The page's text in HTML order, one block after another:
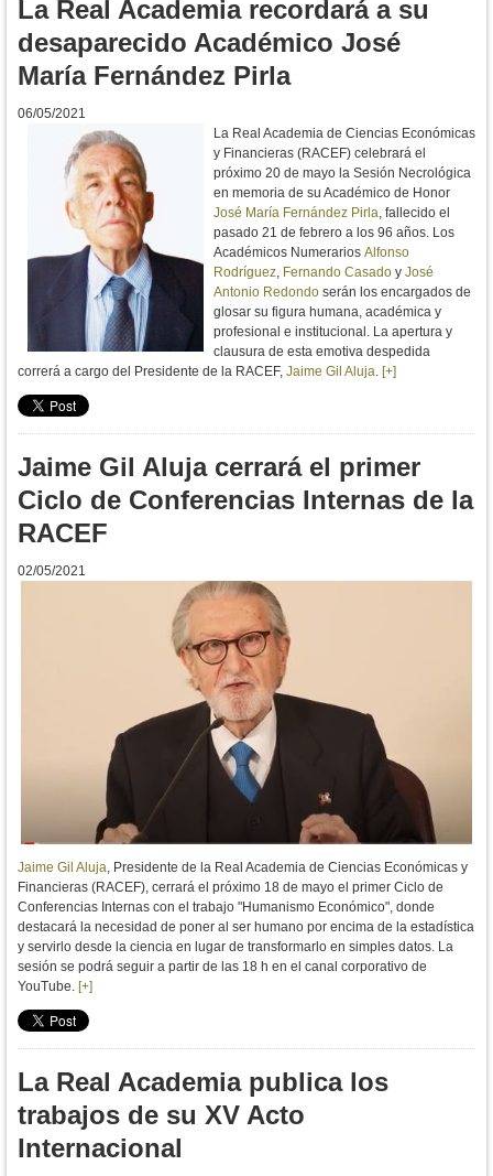
La Real Academia recordará a su
desaparecido Académico José
María Fernández Pirla
06/05/2021
La Real Academia de Ciencias Económicas
y Financieras (RACEF) celebrará el
próximo 20 de mayo la Sesión Necrológica
en memoria de su Académico de Honor
José María Fernández Pirla, fallecido el
pasado 21 de febrero a los 96 años. Los
Académicos Numerarios Alfonso
Rodríguez, Fernando Casado y José
Antonio Redondo serán los encargados de
glosar su figura humana, académica y
profesional e institucional. La apertura y
clausura de esta emotiva despedida
correrá a cargo del Presidente de la RACEF, Jaime Gil Aluja. [+]
Jaime Gil Aluja cerrará el primer
Ciclo de Conferencias Internas de la
RACEF
02/05/2021
Jaime Gil Aluja, Presidente de la Real Academia de Ciencias Económicas y
Financieras (RACEF), cerrará el próximo 18 de mayo el primer Ciclo de
Conferencias Internas con el trabajo "Humanismo Económico", donde
destacará la necesidad de poner al ser humano por encima de la estadística
y servirlo desde la ciencia en lugar de transformarlo en simples datos. La
sesión se podrá seguir a partir de las 18 h en el canal corporativo de
YouTube. [+]
La Real Academia publica los
trabajos de su XV Acto
Internacional